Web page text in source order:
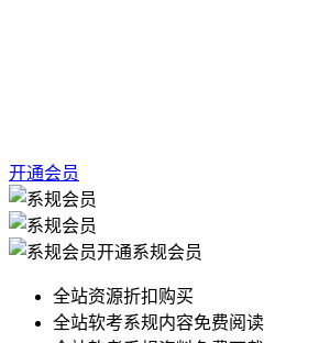
开通会员
开通系规会员
全站资源折扣购买
全站软考系规内容免费阅读